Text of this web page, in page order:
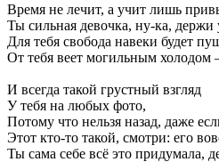
Время не лечит, а учит лишь
Ты сильная девочка, ну-ка, держи
Для тебя свобода навеки будет
От тебя веет могильным
И всегда такой грустный взгляд
У тебя на любых фото,
Потому что нельзя назад, даже
Этот кто-то такой, смотри: его
Ты сама себе всё это придумала,